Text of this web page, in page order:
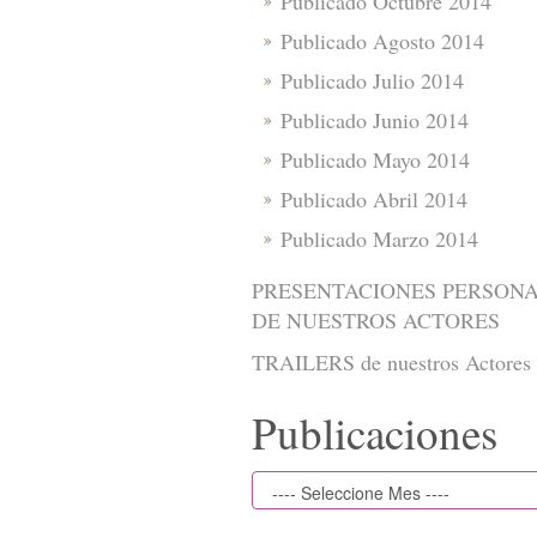
Publicado Agosto 2014
Publicado Julio 2014
Publicado Junio 2014
Publicado Mayo 2014
Publicado Abril 2014
Publicado Marzo 2014
PRESENTACIONES
DE NUESTROS ACTORES
TRAILERS de nuestros Actores
Publicaciones